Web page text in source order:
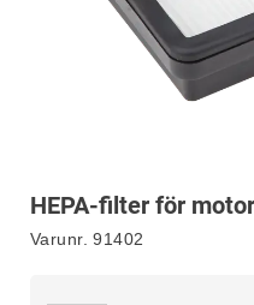
HEPA-filter för
Varunr. 91402